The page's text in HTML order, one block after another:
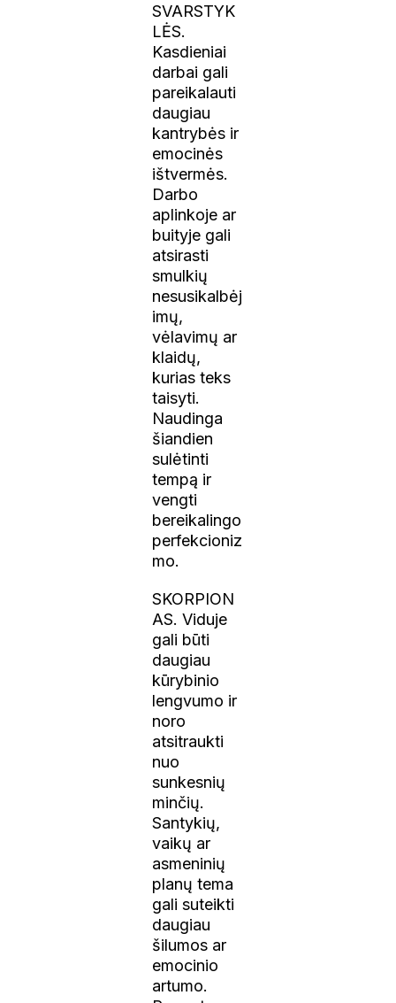
SVARSTYK
LĖS.
Kasdieniai
darbai gali
pareikalauti
daugiau
kantrybės ir
emocinės
ištvermės.
Darbo
aplinkoje ar
buityje gali
atsirasti
smulkių
nesusikalbėj
imų,
vėlavimų ar
klaidų,
kurias teks
taisyti.
Naudinga
šiandien
sulėtinti
tempą ir
vengti
bereikalingo
perfekcioniz
mo.
SKORPION
AS. Viduje
gali būti
daugiau
kūrybinio
lengvumo ir
noro
atsitraukti
nuo
sunkesnių
minčių.
Santykių,
vaikų ar
asmeninių
planų tema
gali suteikti
daugiau
šilumos ar
emocinio
artumo.